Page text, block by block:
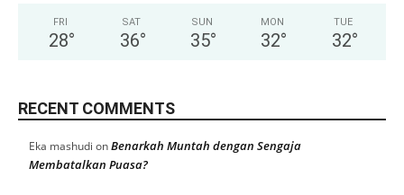
FRI
28°
SAT
36°
SUN
35°
MON
32°
TUE
32°
RECENT COMMENTS
Eka mashudi onBenarkah Muntah dengan Sengaja
Membatalkan Puasa?